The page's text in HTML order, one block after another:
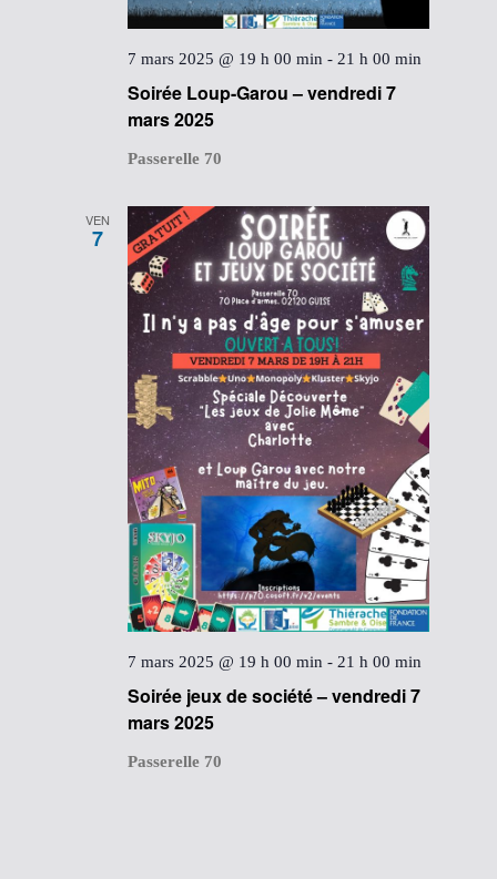
Soirée Loup-Garou – vendredi 7
mars 2025
7 mars 2025 @ 19 h 00 min - 21 h 00 min
Passerelle 70
VEN
7
Soirée jeux de société – vendredi 7
mars 2025
7 mars 2025 @ 19 h 00 min -21 h 00 min
Passerelle 70